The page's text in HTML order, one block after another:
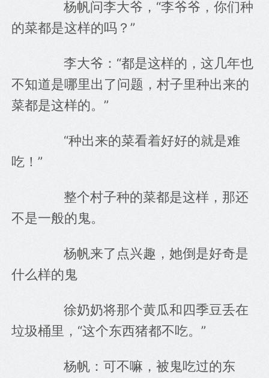
杨帆问李大爷，“李爷爷，你们种
的菜都是这样的吗？”
李大爷：“都是这样的，这几年也
不知道是哪里出了问题，村子里种出来的
菜都是这样的。”
“种出来的菜看着好好的就是难
吃！”
整个村子种的菜都是这样，那还
不是一般的鬼。
杨帆来了点兴趣，她倒是好奇是
什么样的鬼
徐奶奶将那个黄瓜和四季豆丢在
垃圾桶里，“这个东西猪都不吃。”
杨帆：可不嘛，被鬼吃过的东